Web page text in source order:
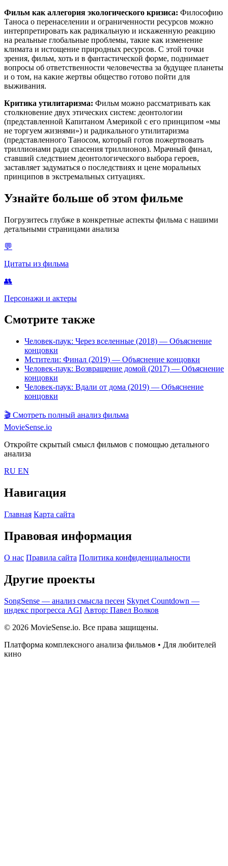
Фильм как аллегория экологического кризиса: Философию
Таноса о перенаселении и ограниченности ресурсов можно
интерпретировать как радикальную и искаженную реакцию
на реальные глобальные проблемы, такие как изменение
климата и истощение природных ресурсов. С этой точки
зрения, фильм, хоть и в фантастической форме, поднимает
вопросы об ответственности человечества за будущее планеты
и о том, на какие жертвы общество готово пойти для
выживания.
Критика утилитаризма: Фильм можно рассматривать как
столкновение двух этических систем: деонтологии
(представленной Капитаном Америкой с его принципом «мы
не торгуем жизнями») и радикального утилитаризма
(представленного Таносом, который готов пожертвовать
триллионами ради спасения триллионов). Мрачный финал,
ставший следствием деонтологического выбора героев,
заставляет задуматься о последствиях и цене моральных
принципов в экстремальных ситуациях.
Узнайте больше об этом фильме
Погрузитесь глубже в конкретные аспекты фильма с нашими
детальными страницами анализа
💬
Цитаты из фильма
👥
Персонажи и актеры
Смотрите также
Человек-паук: Через вселенные (2018) — Объяснение
концовки
Мстители: Финал (2019) — Объяснение концовки
Человек-паук: Возвращение домой (2017) — Объяснение
концовки
Человек-паук: Вдали от дома (2019) — Объяснение
концовки
🎬 Смотреть полный анализ фильма
MovieSense.io
Откройте скрытый смысл фильмов с помощью детального
анализа
RU EN
Навигация
Главная Карта сайта
Правовая информация
О нас Правила сайта Политика конфиденциальности
Другие проекты
SongSense — анализ смысла песен Skynet Countdown —
индекс прогресса AGI Автор: Павел Волков
© 2026 MovieSense.io. Все права защищены.
Платформа комплексного анализа фильмов • Для любителей
кино